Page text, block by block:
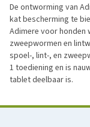
De ontworming van
kat bescherming te
Adimere voor honden
zweepwormen en
spoel-, lint-, en
1 toediening en is
tablet deelbaar is.